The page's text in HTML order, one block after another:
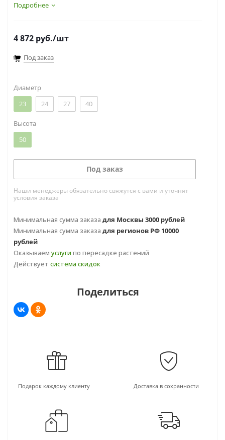
Подробнее
4 872 руб./шт
Под заказ
Диаметр
23
24 27 40
Высота
50
Под заказ
Наши менеджеры обязательно свяжутся с вами и уточнят
условия заказа
Минимальная сумма заказа для Москвы 3000 рублей
Минимальная сумма заказа для регионов РФ 10000
рублей
Оказываем услуги по пересадке растений
Действует система скидок
Поделиться
Подарок каждому клиенту Доставка в сохранности